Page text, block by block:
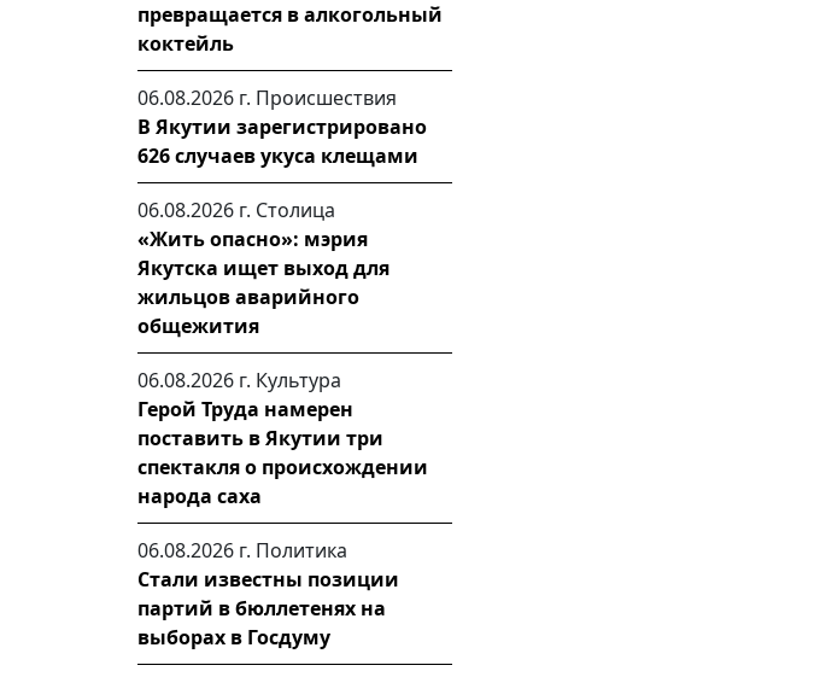
превращается в алкогольный
коктейль
06.08.2026 г. Происшествия
В Якутии зарегистрировано
626 случаев укуса клещами
06.08.2026 г. Столица
«Жить опасно»: мэрия
Якутска ищет выход для
жильцов аварийного
общежития
06.08.2026 г. Культура
Герой Труда намерен
поставить в Якутии три
спектакля о происхождении
народа саха
06.08.2026 г. Политика
Стали известны позиции
партий в бюллетенях на
выборах в Госдуму